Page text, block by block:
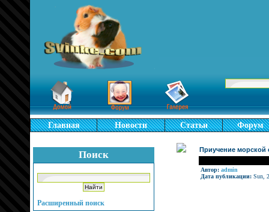
Главная Новости Статьи Форум
Поиск
Расширенный поиск
Приучение морской
Автор: admin
Дата публикации: Sun,